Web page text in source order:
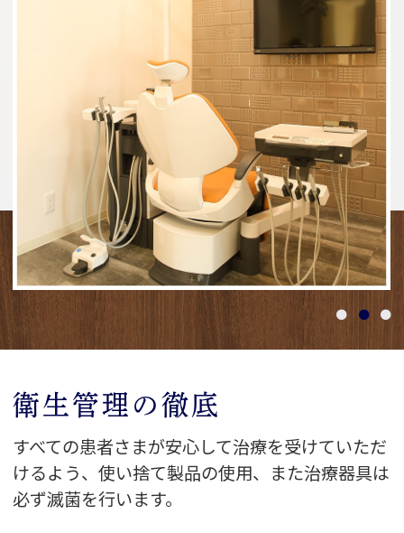
『お塩で作るキャンドル作り体
験 〜夏バージョン〜』
1組30分程度(8組限定)
1部15:00 4名 ／2部16:00 4名
『キャンドル作り』のみお電話から
の『事前予約制』です
※ 定員に達し次第〆切
事前予約はLINE配信後からスタートし
ております
」
事前予約をされた方は、お時間の『5
分前』には必ず来るようにお願いいたし
ます
しらぐまキッズクラブに入会しているご
兄弟の参加も可能です。
たくさんの景品をご用意してスタッフ一
同お待ちしております！
ぜひご参加ください！！
衛生管理の徹底
すべての患者さまが安心して治療を受けていただ
けるよう、使い捨て製品の使用、また治療器具は
必ず滅菌を行います。